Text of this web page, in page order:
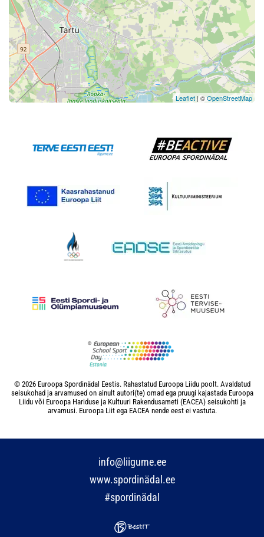
Leaflet | ©OpenStreetMap
© 2026 Euroopa Spordinädal Eestis. Rahastatud Euroopa Liidu poolt. Avaldatud
seisukohad ja arvamused on ainult autori(te) omad ega pruugi kajastada Euroopa
Liidu või Euroopa Hariduse ja Kultuuri Rakendusameti (EACEA) seisukohti ja
arvamusi. Euroopa Liit ega EACEA nende eest ei vastuta.
info@liigume.ee
www.spordinädal.ee
#spordinädal